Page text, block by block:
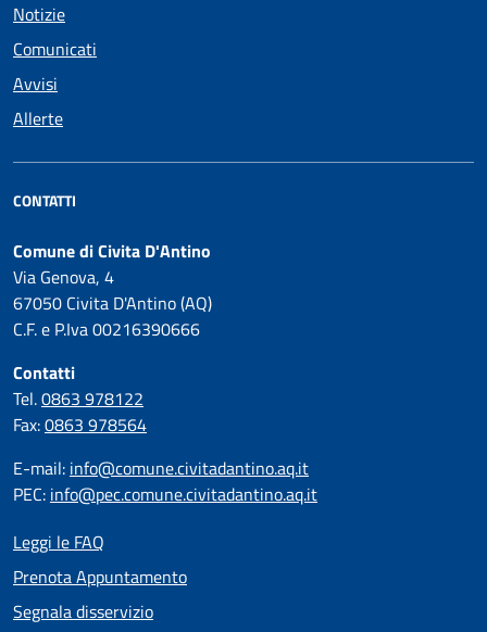
Notizie
Comunicati
Avvisi
Allerte
CONTATTI
Comune di Civita D'Antino
Via Genova, 4
67050 Civita D'Antino (AQ)
C.F. e P.Iva 00216390666
Contatti
Tel.0863 978122
Fax:0863 978564
E-mail: info@comune.civitadantino.aq.it
PEC: info@pec.comune.civitadantino.aq.it
Leggi le FAQ
Prenota Appuntamento
Segnala disservizio